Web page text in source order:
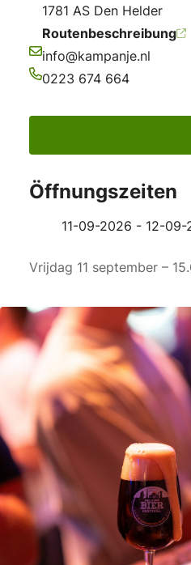
1781 AS Den Helder
Routenbeschreibung
E-Mail-Adresse
info@kampanje.nl
0223 674 664
Öffnungszeiten
11-09-2026 - 12-09-
Vrijdag 11 september –